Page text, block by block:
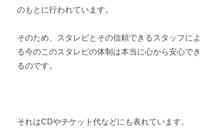
のもとに行われています。
そのため、スタレビとその信頼できるスタッフによ
る今のこのスタレビの体制は本当に心から安心でき
るのです。
それはCDやチケット代などにも表れています。